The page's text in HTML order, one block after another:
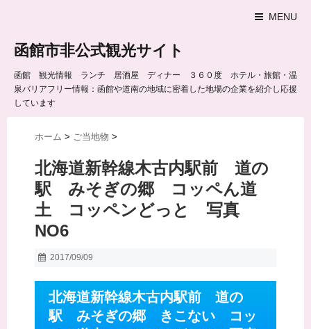
MENU
函館市非公式観光サイト
函館 観光情報 ランチ 居酒屋 ディナー ３６０度 ホテル・旅館・温
泉バリアフリー情報：函館や道南の地域に密着した地場の企業を紹介し応援
しています
ホーム > ご当地物 >
北海道新幹線木古内駅前 道の
駅 みそぎの郷 コッペん道
土 コッペンどっと 写真
NO6
2017/09/09
北海道新幹線木古内駅前 道の
駅 みそぎの郷 きこない コッ